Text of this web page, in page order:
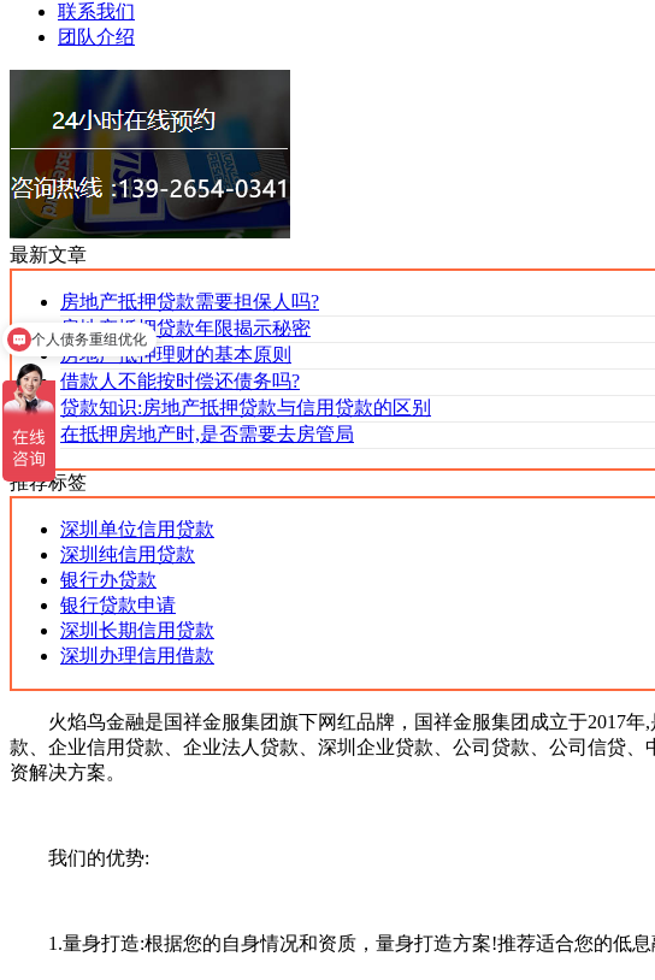
联系我们
团队介绍
最新文章
房地产抵押贷款需要担保人吗?
房地产抵押贷款年限揭示秘密
房地产抵押理财的基本原则
借款人不能按时偿还债务吗?
贷款知识:房地产抵押贷款与信用贷款的区别
在抵押房地产时,是否需要去房管局
推荐标签
深圳单位信用贷款
深圳纯信用贷款
银行办贷款
银行贷款申请
深圳长期信用贷款
深圳办理信用借款
火焰鸟金融是国祥金服集团旗下网红品牌，国祥金服集团成立于2017年,
款、企业信用贷款、企业法人贷款、深圳企业贷款、公司贷款、公司信贷
资解决方案。
我们的优势:
1.量身打造:根据您的自身情况和资质，量身打造方案!推荐适合您的低息
个人债务重组优化
个人/企业信用贷款